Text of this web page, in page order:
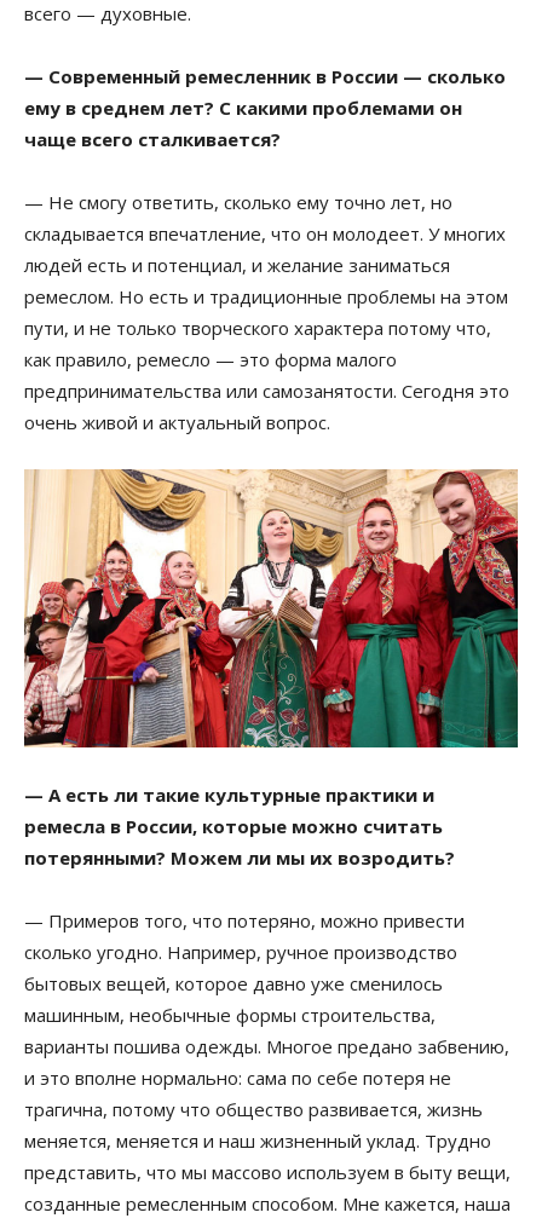
всего — духовные.
— Современный ремесленник в России — сколько
ему в среднем лет? С какими проблемами он
чаще всего сталкивается?
— Не смогу ответить, сколько ему точно лет, но
складывается впечатление, что он молодеет. У многих
людей есть и потенциал, и желание заниматься
ремеслом. Но есть и традиционные проблемы на этом
пути, и не только творческого характера потому что,
как правило, ремесло — это форма малого
предпринимательства или самозанятости. Сегодня это
очень живой и актуальный вопрос.
— А есть ли такие культурные практики и
ремесла в России, которые можно считать
потерянными? Можем ли мы их возродить?
— Примеров того, что потеряно, можно привести
сколько угодно. Например, ручное производство
бытовых вещей, которое давно уже сменилось
машинным, необычные формы строительства,
варианты пошива одежды. Многое предано забвению,
и это вполне нормально: сама по себе потеря не
трагична, потому что общество развивается, жизнь
меняется, меняется и наш жизненный уклад. Трудно
представить, что мы массово используем в быту вещи,
созданные ремесленным способом. Мне кажется, наша